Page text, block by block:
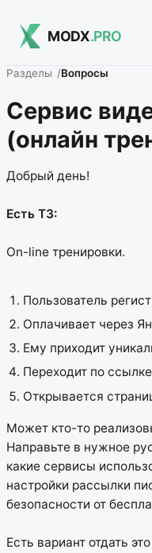
MODX.PRO
Разделы Вопросы
Сервис
(онлайн
Добрый день!
Есть ТЗ:
On-line тренировки.
Пользователь
Оплачивает через
Ему приходит
Переходит по
Открывается
Может кто-то
Направьте в нужное
какие сервисы
настройки рассылки
безопасности от
Есть вариант отдать